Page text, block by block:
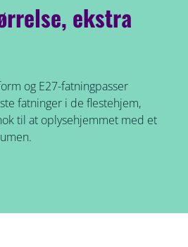
ekstra
og E27-fatningpasser
fatninger i de flestehjem,
til at oplysehjemmet med et